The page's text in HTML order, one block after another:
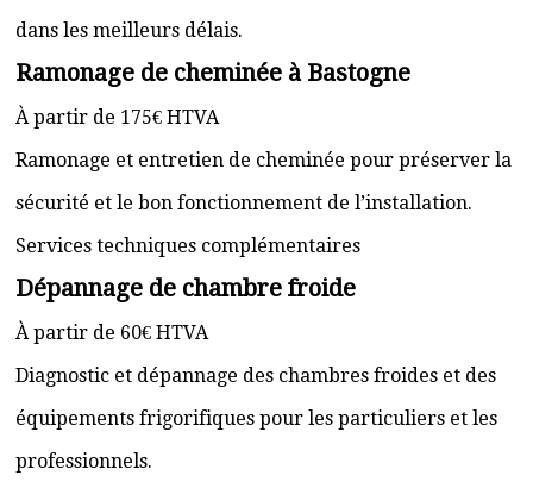
dans les meilleurs délais.
Ramonage de cheminée à Bastogne
À partir de 175€ HTVA
Ramonage et entretien de cheminée pour préserver la
sécurité et le bon fonctionnement de l’installation.
Services techniques complémentaires
Dépannage de chambre froide
À partir de 60€ HTVA
Diagnostic et dépannage des chambres froides et des
équipements frigorifiques pour les particuliers et les
professionnels.